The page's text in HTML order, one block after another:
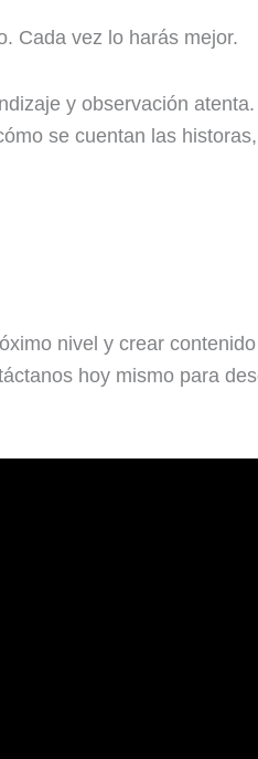
Cada vez lo harás mejor.
y observación
se cuentan las
nivel y crear
hoy mismo para